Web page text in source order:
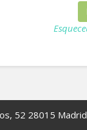
52 28015